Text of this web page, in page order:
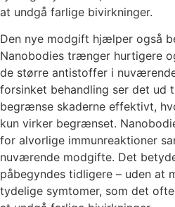
at undgå farlige bivirkninger.
Den nye modgift hjælper også
Nanobodies trænger hurtigere
de større antistoffer i
forsinket behandling ser det ud
begrænse skaderne effektivt,
kun virker begrænset.
for alvorlige immunreaktioner
nuværende modgifte. Det
påbegyndes tidligere – uden at
tydelige symtomer, som det